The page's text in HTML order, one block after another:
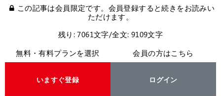
この記事は会員限定です。会員登録すると続きをお読みい
ただけます。
残り: 7061文字/全文: 9109文字
無料・有料プランを選択
いますぐ登録
会員の方はこちら
ログイン